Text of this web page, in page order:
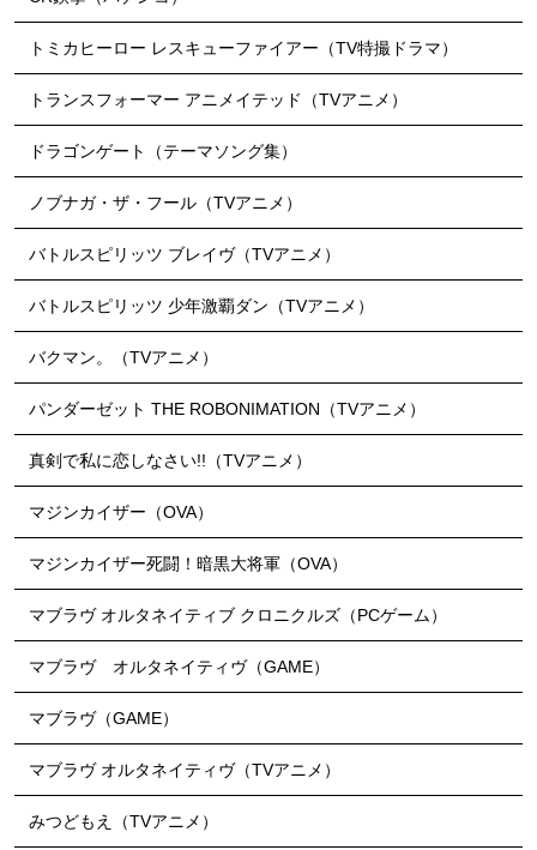
トミカヒーロー レスキューファイアー（TV特撮ドラマ）
トランスフォーマー アニメイテッド（TVアニメ）
ドラゴンゲート（テーマソング集）
ノブナガ・ザ・フール（TVアニメ）
バトルスピリッツ ブレイヴ（TVアニメ）
バトルスピリッツ 少年激覇ダン（TVアニメ）
バクマン。（TVアニメ）
パンダーゼット THE ROBONIMATION（TVアニメ）
真剣で私に恋しなさい!!（TVアニメ）
マジンカイザー（OVA）
マジンカイザー死闘！暗黒大将軍（OVA）
マブラヴ オルタネイティブ クロニクルズ（PCゲーム）
マブラヴ オルタネイティヴ（GAME）
マブラヴ（GAME）
マブラヴ オルタネイティヴ（TVアニメ）
みつどもえ（TVアニメ）